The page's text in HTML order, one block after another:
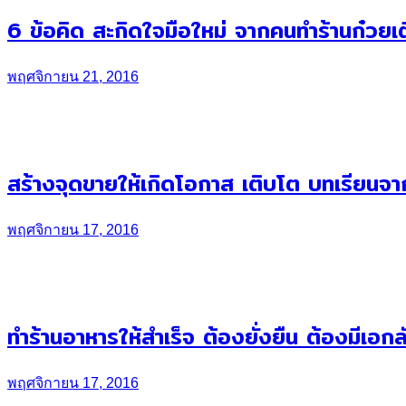
6 ข้อคิด สะกิดใจมือใหม่ จากคนทำร้านก๋วย
พฤศจิกายน 21, 2016
สร้างจุดขายให้เกิดโอกาส เติบโต บทเรียนจ
พฤศจิกายน 17, 2016
ทำร้านอาหารให้สำเร็จ ต้องยั่งยืน ต้องมีเ
พฤศจิกายน 17, 2016